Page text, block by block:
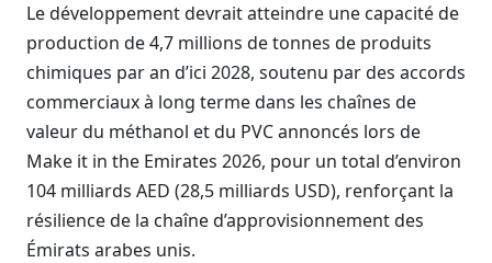
Le développement devrait atteindre une capacité de
production de 4,7 millions de tonnes de produits
chimiques par an d’ici 2028, soutenu par des accords
commerciaux à long terme dans les chaînes de
valeur du méthanol et du PVC annoncés lors de
Make it in the Emirates 2026, pour un total d’environ
104 milliards AED (28,5 milliards USD), renforçant la
résilience de la chaîne d’approvisionnement des
Émirats arabes unis.